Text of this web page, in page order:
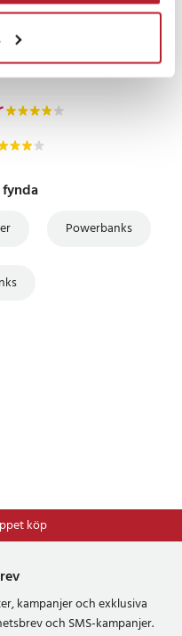
Powerbanks
köp
kampanjer och exklusiva
och SMS-kampanjer.